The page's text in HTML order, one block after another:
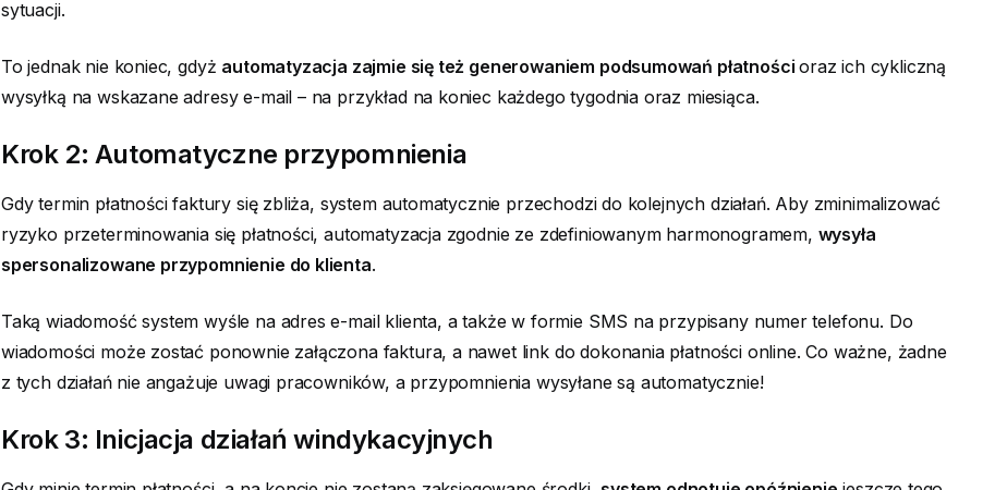
sytuacji.
To jednak nie koniec, gdyż automatyzacja zajmie się też generowaniem podsumowań płatnościoraz ich cykliczną
wysyłką na wskazane adresy e-mail – na przykład na koniec każdego tygodnia oraz miesiąca.
Krok 2: Automatyczne przypomnienia
Gdy termin płatności faktury się zbliża, system automatycznie przechodzi do kolejnych działań. Aby zminimalizować
ryzyko przeterminowania się płatności, automatyzacja zgodnie ze zdefiniowanym harmonogramem, wysyła
spersonalizowane przypomnienie do klienta.
Taką wiadomość system wyśle na adres e-mail klienta, a także w formie SMS na przypisany numer telefonu. Do
wiadomości może zostać ponownie załączona faktura, a nawet link do dokonania płatności online. Co ważne, żadne
z tych działań nie angażuje uwagi pracowników, a przypomnienia wysyłane są automatycznie!
Krok 3: Inicjacja działań windykacyjnych